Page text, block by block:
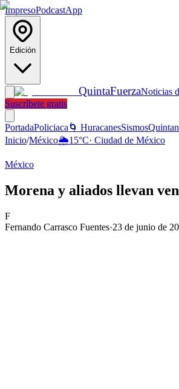
ImpresoPodcastApp
Edición
QuintaFuerzaNoticias
Suscríbete gratis
PortadaPoliciaca 🌀 HuracanesSismos
Inicio/México🌦️15°C· Ciudad de México
México
Morena y aliados llevan
F
Fernando Carrasco Fuentes·23 de junio de